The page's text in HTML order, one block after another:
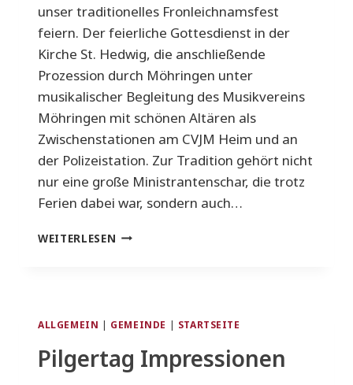
unser traditionelles Fronleichnamsfest
feiern. Der feierliche Gottesdienst in der
Kirche St. Hedwig, die anschließende
Prozession durch Möhringen unter
musikalischer Begleitung des Musikvereins
Möhringen mit schönen Altären als
Zwischenstationen am CVJM Heim und an
der Polizeistation. Zur Tradition gehört nicht
nur eine große Ministrantenschar, die trotz
Ferien dabei war, sondern auch…
WEITERLESEN IMPRESSIONEN
ALLGEMEIN | GEMEINDE | STARTSEITE
Pilgertag Impressionen